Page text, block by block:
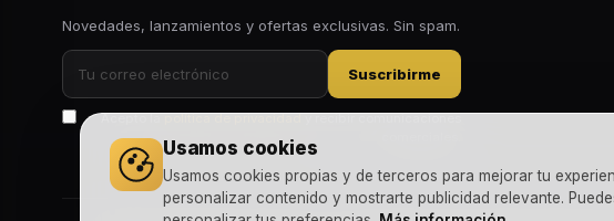
Usamos cookies
Usamos cookies propias y de terceros para mejorar tu
personalizar contenido y mostrarte publicidad relevante.
Novedades, lanzamientos y ofertas exclusivas. Sin spam.
Suscribirme
Acepto lapolítica de privacidady recibir comunicaciones